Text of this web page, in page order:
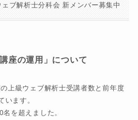
ブ解析士分科会 新メンバー募集中
座の運用」について
上級ウェブ解析士受講者数と前年度
います。
名を超えました。